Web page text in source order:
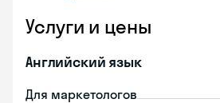
Услуги и цены
Английский язык
Для маркетологов